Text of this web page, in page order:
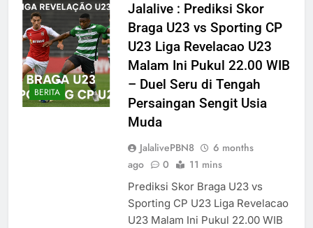
BERITA
Jalalive : Prediksi Skor
Braga U23 vs Sporting CP
U23 Liga Revelacao U23
Malam Ini Pukul 22.00 WIB
– Duel Seru di Tengah
Persaingan Sengit Usia
Muda
JalalivePBN8
6 months
ago
0 11 mins
Prediksi Skor Braga U23 vs
Sporting CP U23 Liga Revelacao
U23 Malam Ini Pukul 22.00 WIB